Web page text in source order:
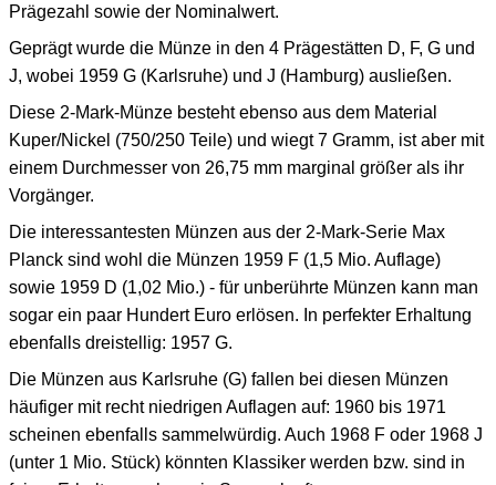
Prägezahl sowie der Nominalwert.
Geprägt wurde die Münze in den 4 Prägestätten D, F, G und
J, wobei 1959 G (Karlsruhe) und J (Hamburg) ausließen.
Diese 2-Mark-Münze besteht ebenso aus dem Material
Kuper/Nickel (750/250 Teile) und wiegt 7 Gramm, ist aber mit
einem Durchmesser von 26,75 mm marginal größer als ihr
Vorgänger.
Die interessantesten Münzen aus der 2-Mark-Serie Max
Planck sind wohl die Münzen 1959 F (1,5 Mio. Auflage)
sowie 1959 D (1,02 Mio.) - für unberührte Münzen kann man
sogar ein paar Hundert Euro erlösen. In perfekter Erhaltung
ebenfalls dreistellig: 1957 G.
Die Münzen aus Karlsruhe (G) fallen bei diesen Münzen
häufiger mit recht niedrigen Auflagen auf: 1960 bis 1971
scheinen ebenfalls sammelwürdig. Auch 1968 F oder 1968 J
(unter 1 Mio. Stück) könnten Klassiker werden bzw. sind in